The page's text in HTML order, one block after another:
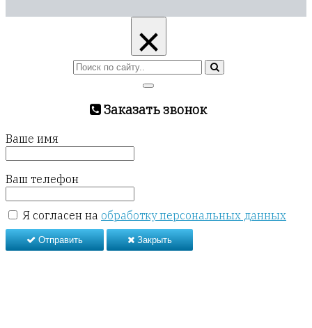
×
Заказать звонок
Ваше имя
Ваш телефон
Я согласен на обработку персональных данных
Отправить Закрыть